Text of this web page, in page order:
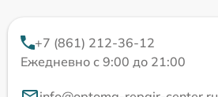
+7 (861) 212-36-12
Ежедневно с 9:00 до 21:00